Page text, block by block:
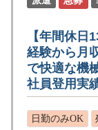
【年間休日
経験から月
で快適な機
社員登用実
日勤のみOK